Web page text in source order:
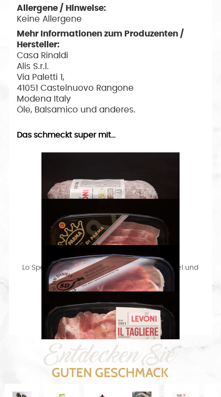
Allergene / Hinweise:
Keine Allergene
Mehr Informationen zum Produzenten /
Hersteller:
Casa Rinaldi
Alis S.r.l.
Via Paletti 1,
41051 Castelnuovo Rangone
Modena Italy
Öle, Balsamico und anderes.
Das schmeckt super mit...
Lo Speziale Luftgetrocknete Salami mit Kümmel und
Fenchelsamen ca. 300g
Prosciutto di Parma 70 g
Prosciutto di San Daniele 70 g